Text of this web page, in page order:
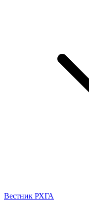
Вестник РХГА